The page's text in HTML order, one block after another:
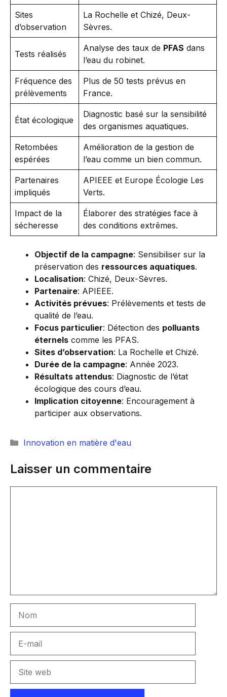
Sites
d’observation
La Rochelle et Chizé, Deux-
Sèvres.
Tests réalisés
Analyse des taux de PFAS dans
l’eau du robinet.
Fréquence des
prélèvements
Plus de 50 tests prévus en
France.
État écologique
Diagnostic basé sur la sensibilité
des organismes aquatiques.
Retombées
espérées
Amélioration de la gestion de
l’eau comme un bien commun.
Partenaires
impliqués
APIEEE et Europe Écologie Les
Verts.
Impact de la
sécheresse
Élaborer des stratégies face à
des conditions extrêmes.
Objectif de la campagne: Sensibiliser sur la
préservation des ressources aquatiques.
Localisation: Chizé, Deux-Sèvres.
Partenaire: APIEEE.
Activités prévues: Prélèvements et tests de
qualité de l’eau.
Focus particulier: Détection des polluants
éternels comme les PFAS.
Sites d’observation: La Rochelle et Chizé.
Durée de la campagne: Année 2023.
Résultats attendus: Diagnostic de l’état
écologique des cours d’eau.
Implication citoyenne: Encouragement à
participer aux observations.
Catégories
Innovation en matière d'eau
Laisser un commentaire
mail
web